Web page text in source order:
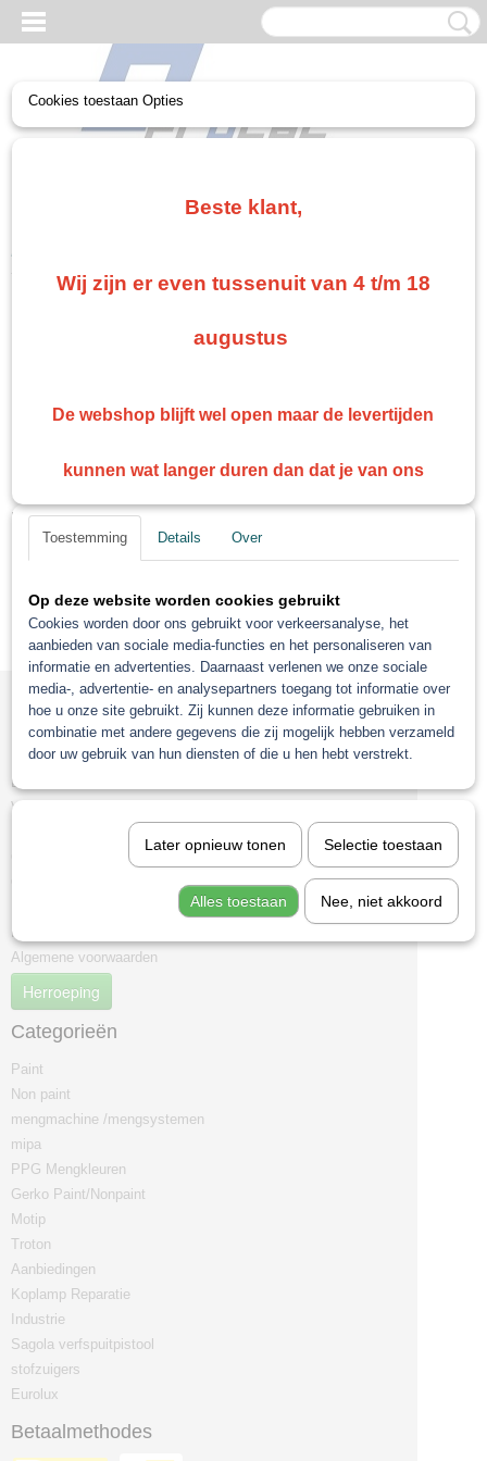
Home
Lakvoorbereiding / spuitpistolen
Plamuren
Spuiten
Mipa verhader
Reinigen en Polijsten
Spuitcabine
Persoonlijke Bescherming
Blankelak/ Airdry
Helaas bevinden er zich in deze categorie nog geen producten.
Probeert u het later nog eens!
Informatie
Mijn account
Betaalmethoden
Verzenden
RAL kleuren
Algemene voorwaarden
Herroeping
Categorieën
Paint
Non paint
mengmachine /mengsystemen
mipa
PPG Mengkleuren
Gerko Paint/Nonpaint
Motip
Troton
Aanbiedingen
Koplamp Reparatie
Industrie
Sagola verfspuitpistool
stofzuigers
Eurolux
Betaalmethodes
Cookies toestaan Opties
Beste klant,
Wij zijn er even tussenuit van 4 t/m 18
augustus
De webshop blijft wel open maar de levertijden
kunnen wat langer duren dan dat je van ons
We wensen je een een fijne, wel verdiende vakantie
toe!!
Hartelijke groet,
PROLAC
Toestemming Details Over
Op deze website worden cookies gebruikt
Cookies worden door ons gebruikt voor verkeersanalyse, het
aanbieden van sociale media-functies en het personaliseren van
informatie en advertenties. Daarnaast verlenen we onze sociale
media-, advertentie- en analysepartners toegang tot informatie over
hoe u onze site gebruikt. Zij kunnen deze informatie gebruiken in
combinatie met andere gegevens die zij mogelijk hebben verzameld
door uw gebruik van hun diensten of die u hen hebt verstrekt.
Later opnieuw tonen Selectie toestaan
Alles toestaan Nee, niet akkoord